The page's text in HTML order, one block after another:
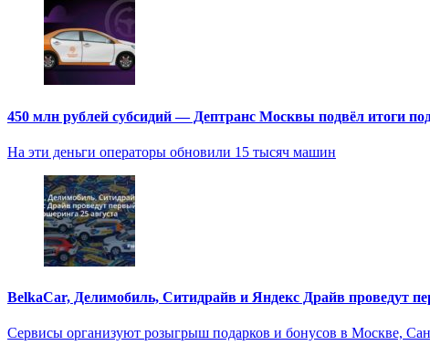
450 млн рублей субсидий — Дептранс Москвы подвёл итоги
На эти деньги операторы обновили 15 тысяч машин
BelkaCar, Делимобиль, Ситидрайв и Яндекс Драйв проведут
Сервисы организуют розыгрыш подарков и бонусов в Москве,